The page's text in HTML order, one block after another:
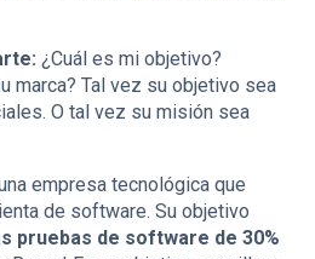
¿Cuál es mi objetivo?
marca? Tal vez su objetivo sea
O tal vez su misión sea
empresa tecnológica que
de software. Su objetivo
pruebas de software de 30%